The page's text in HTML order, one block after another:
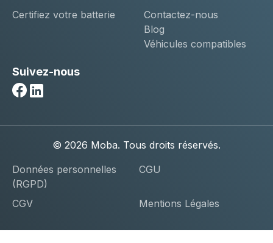
Certifiez votre batterie
Contactez-nous
Blog
Véhicules compatibles
Suivez-nous
© 2026 Moba. Tous droits réservés.
Données personnelles
(RGPD)
CGU
CGV Mentions Légales